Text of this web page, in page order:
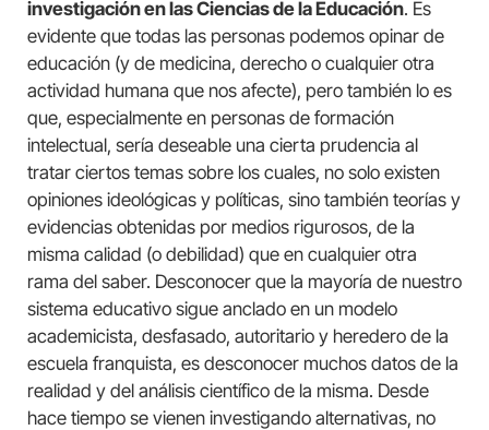
investigación en las Ciencias de la Educación. Es
evidente que todas las personas podemos opinar de
educación (y de medicina, derecho o cualquier otra
actividad humana que nos afecte), pero también lo es
que, especialmente en personas de formación
intelectual, sería deseable una cierta prudencia al
tratar ciertos temas sobre los cuales, no solo existen
opiniones ideológicas y políticas, sino también teorías y
evidencias obtenidas por medios rigurosos, de la
misma calidad (o debilidad) que en cualquier otra
rama del saber. Desconocer que la mayoría de nuestro
sistema educativo sigue anclado en un modelo
academicista, desfasado, autoritario y heredero de la
escuela franquista, es desconocer muchos datos de la
realidad y del análisis científico de la misma. Desde
hace tiempo se vienen investigando alternativas, no